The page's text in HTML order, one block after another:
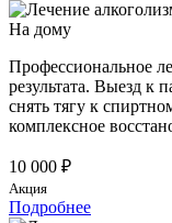
На дому
Профессиональное
результата. Выезд к
снять тягу к
комплексное
10 000 ₽
Акция
Подробнее